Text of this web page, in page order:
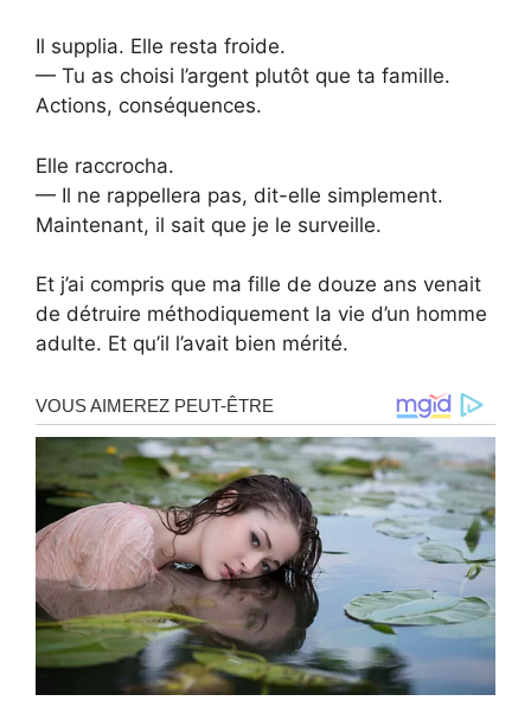
Il supplia. Elle resta froide.
— Tu as choisi l’argent plutôt que ta famille.
Actions, conséquences.
Elle raccrocha.
— Il ne rappellera pas, dit-elle simplement.
Maintenant, il sait que je le surveille.
Et j’ai compris que ma fille de douze ans venait
de détruire méthodiquement la vie d’un homme
adulte. Et qu’il l’avait bien mérité.